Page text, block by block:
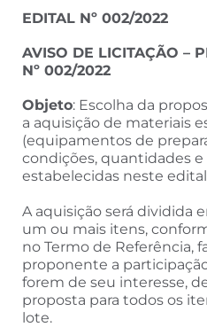
EDITAL Nº 002/2022
AVISO DE LICITAÇÃO –
Nº 002/2022
Objeto: Escolha da
a aquisição de materiais
(equipamentos de
condições, quantidades
estabelecidas neste
A aquisição será dividida
um ou mais itens,
no Termo de Referência,
proponente a
forem de seu interesse,
proposta para todos os
lote.